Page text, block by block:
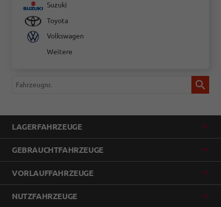
Suzuki
Toyota
Volkswagen
Weitere
Fahrzeugnr.
LAGERFAHRZEUGE
GEBRAUCHTFAHRZEUGE
VORLAUFFAHRZEUGE
NUTZFAHRZEUGE